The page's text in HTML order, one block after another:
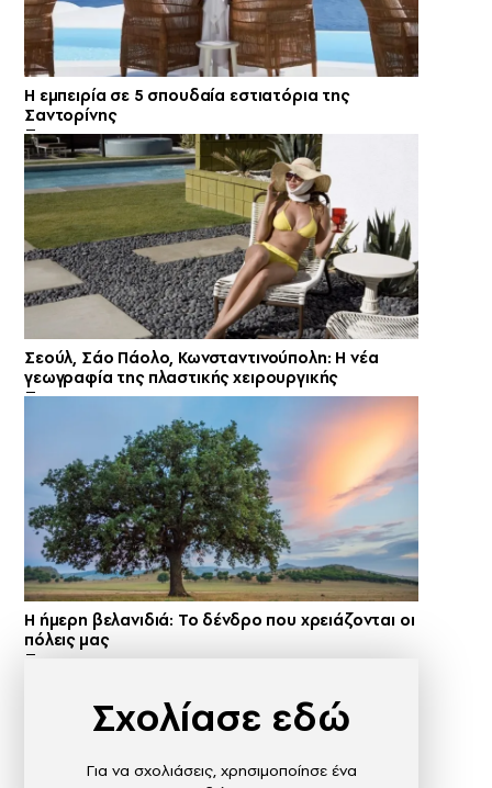
Η εμπειρία σε 5 σπουδαία εστιατόρια της
Σαντορίνης
Σεούλ, Σάο Πάολο, Κωνσταντινούπολη: Η νέα
γεωγραφία της πλαστικής χειρουργικής
Η ήμερη βελανιδιά: Το δένδρο που χρειάζονται οι
πόλεις μας
Σχολίασε εδώ
Για να σχολιάσεις, χρησιμοποίησε ένα